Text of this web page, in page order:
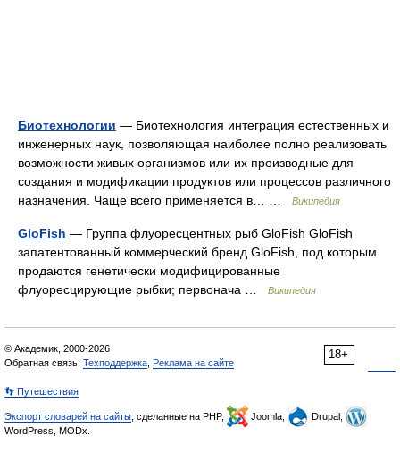
Биотехнологии — Биотехнология интеграция естественных и
инженерных наук, позволяющая наиболее полно реализовать
возможности живых организмов или их производные для
создания и модификации продуктов или процессов различного
назначения. Чаще всего применяется в… …
Википедия
GloFish — Группа флуоресцентных рыб GloFish GloFish
запатентованный коммерческий бренд GloFish, под которым
продаются генетически модифицированные
флуоресцирующие рыбки; первонача …
Википедия
18+
© Академик, 2000-2026
Обратная связь: Техподдержка Реклама на сайте
👣 Путешествия
Экспорт словарей на сайты , сделанные на PHP, Joomla,
Drupal,
WordPress, MODx.